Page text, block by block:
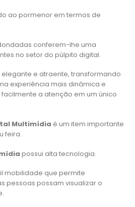
ao pormenor em termos de
conferem-lhe uma
no setor do púlpito digital.
e atraente, transformando
experiência mais dinâmica e
a atenção em um único
Multimídia é um item importante
feira.
possui alta tecnologia.
mobilidade que permite
pessoas possam visualizar o